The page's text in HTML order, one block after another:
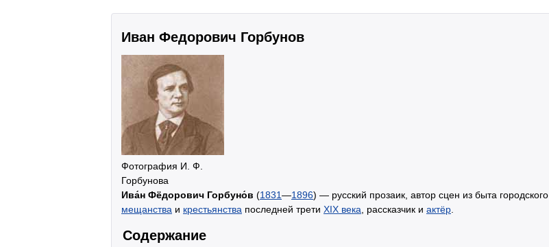
Иван Федорович Горбунов
Фотография И. Ф.
Горбунова
Ива́н Фёдорович Горбуно́в (1831—1896) — русский прозаик, автор сцен из быта городского
мещанства и крестьянства последней трети XIX века , рассказчик и актёр
Содержание